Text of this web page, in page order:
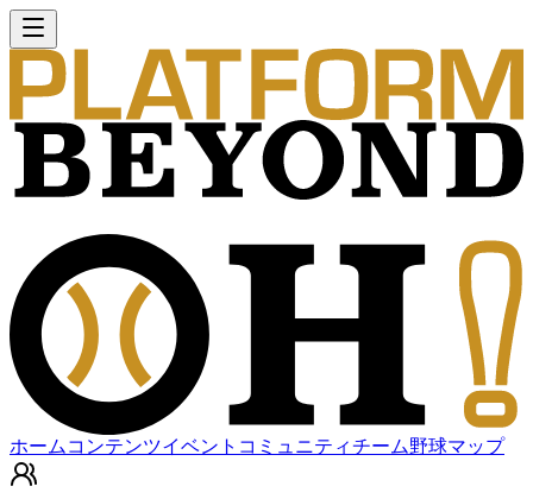
ホーム コンテンツイベント コミュニティチーム野球マップ